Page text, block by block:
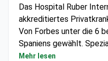
Das Hospital Ruber
akkreditiertes
Von Forbes unter die 6
Spaniens gewählt.
Orthopädie und
Mehr lesen